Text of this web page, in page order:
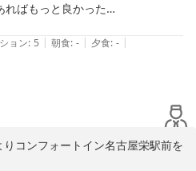
当ホテルではシングルスタンダー
ざいます。
ンなどのご利用にはシングルスタ
ざいますので、ご検討くださいま
るよう、スタッフ一丸となって、よ
いります。
フ一同お待ち申し上げておりま
ればもっと良かった
ほしかった(連泊中、取り替えナシ
ョン: 5 | 朝食: - | 夕食: - |
コンフォートイン名古屋栄駅前を
ございます。